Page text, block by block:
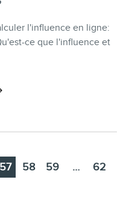
l'influence en ligne:
ce que l'influence et
Page
57 Page
58 Page
59 … Page
62